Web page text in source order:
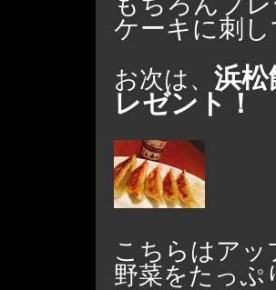
ケーキに刺
お次は、 浜松
レゼント！
こちらはアッ
野菜をたっぷ